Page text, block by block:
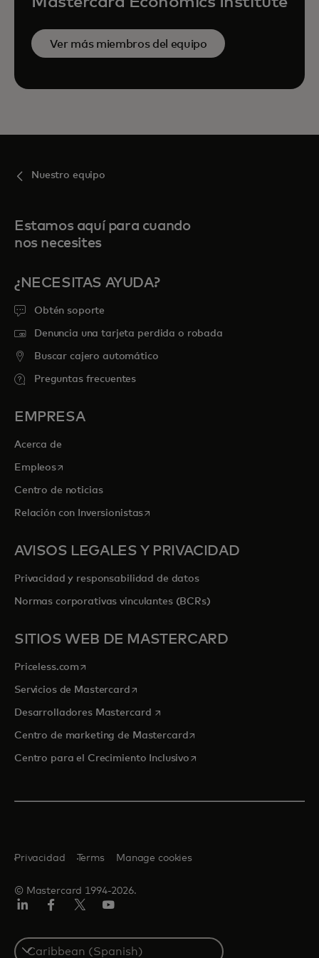
Ver más miembros del equipo
Nuestro equipo
Estamos aquí para cuando
nos necesites
¿NECESITAS AYUDA?
Obtén soporte
Denuncia una tarjeta perdida o robada
Buscar cajero automático
Preguntas frecuentes
EMPRESA
Acerca de
Empleosse abre en una pestaña nueva
Centro de noticias
Relación con Inversionistasse abre en una pestaña nueva
AVISOS LEGALES Y PRIVACIDAD
Privacidad y responsabilidad de datos
Normas corporativas vinculantes (BCRs)
SITIOS WEB DE MASTERCARD
Priceless.com se abre en una pestaña nueva
Servicios de Mastercardse abre en una pestaña nueva
Desarrolladores Mastercard se abre en una pestaña nueva
Centro de marketing de Mastercardse abre en una pestaña
Centro para el Crecimiento Inclusivose abre en una pestaña
© Mastercard 1994-2026.
Privacidad Terms Manage cookies
Select
a